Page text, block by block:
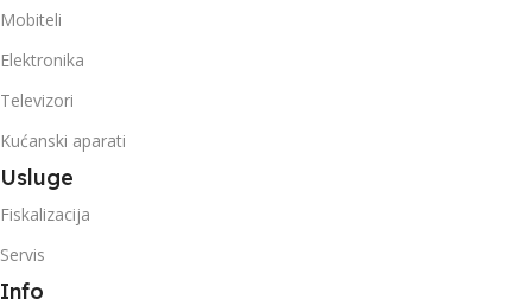
Mobiteli
Elektronika
Televizori
Kućanski aparati
Usluge
Fiskalizacija
Servis
Info